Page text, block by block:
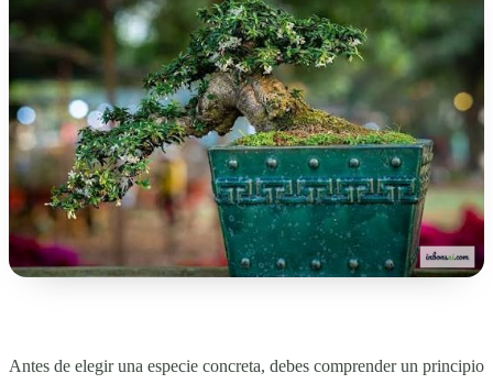
Antes de elegir una especie concreta, debes comprender un principio